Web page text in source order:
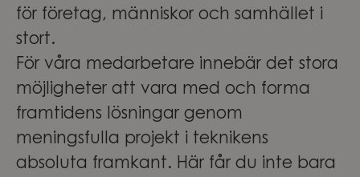
för företag, människor och samhället i
stort.
För våra medarbetare innebär det stora
möjligheter att vara med och forma
framtidens lösningar genom
meningsfulla projekt i teknikens
absoluta framkant. Här får du inte bara